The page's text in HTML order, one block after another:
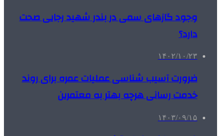
وجود گازهای سمی در بندر شهید رجایی صحت
دارد؟
۱۴۰۲/۱۰/۲۳
ضرورت آسیب شناسی عملیات عمره برای روند
خدمت رسانی هرچه بهتر به معتمرین
۱۴۰۳/۰۹/۱۵